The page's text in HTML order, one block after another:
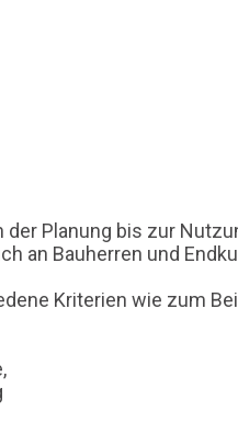
Planung bis zur
an Bauherren und
Kriterien wie zum